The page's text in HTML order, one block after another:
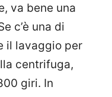
va bene una
c’è una di
il lavaggio per
centrifuga,
giri. In